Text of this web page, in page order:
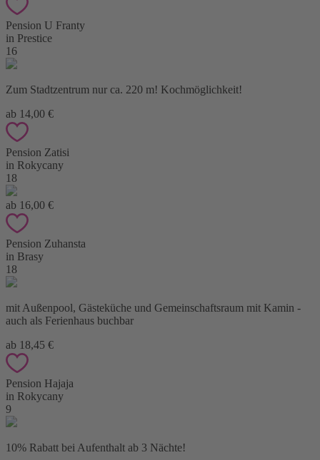
Pension U Franty
in Prestice
16
Zum Stadtzentrum nur ca. 220 m! Kochmöglichkeit!
ab 14,00 €
Pension Zatisi
in Rokycany
18
ab 16,00 €
Pension Zuhansta
in Brasy
18
mit Außenpool, Gästeküche und Gemeinschaftsraum mit Kamin -
auch als Ferienhaus buchbar
ab 18,45 €
Pension Hajaja
in Rokycany
9
10% Rabatt bei Aufenthalt ab 3 Nächte!